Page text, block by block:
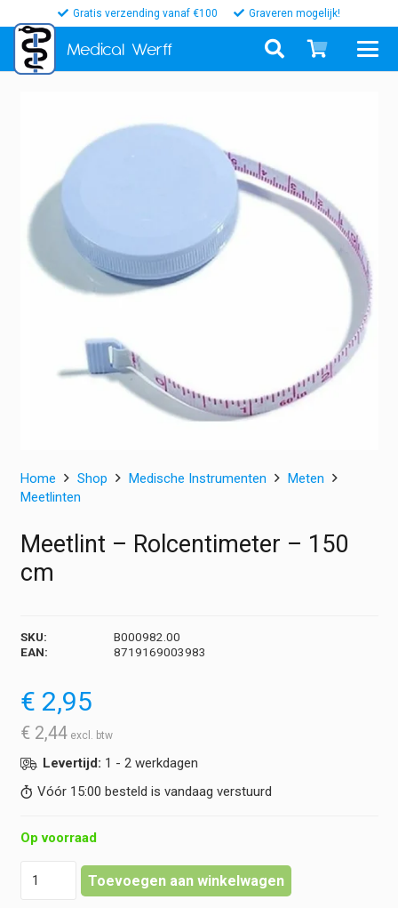
Gratis verzending vanaf €100 Graveren mogelijk!
Medical Werff
Home Shop Medische Instrumenten
Meten
Meetlinten
Meetlint – Rolcentimeter – 150
cm
SKU:
B000982.00
EAN:
8719169003983
€ 2,95
€ 2,44
Levertijd: 1 - 2 werkdagen
Vóór 15:00 besteld is vandaag verstuurd
Op voorraad
Toevoegen aan winkelwagen